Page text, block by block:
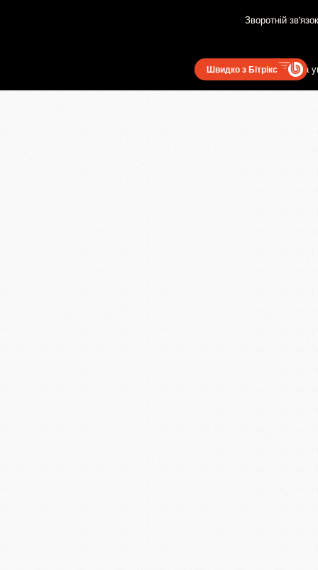
Зворотній зв'язок
Користувацька
Швидко з Бітрікс